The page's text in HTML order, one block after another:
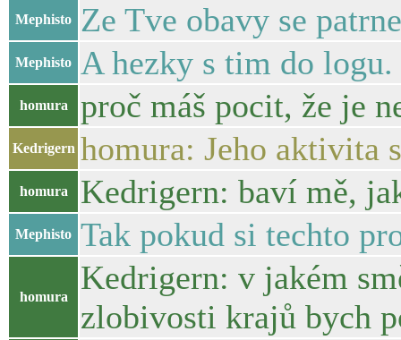
Mephisto Ze Tve obavy se
Mephisto A hezky s tim do logu.
homura proč máš pocit, že je
Kedrigern homura: Jeho aktivita
homura Kedrigern: baví mě,
Mephisto Tak pokud si techto
homura
Kedrigern: v jakém
zlobivosti krajů bych